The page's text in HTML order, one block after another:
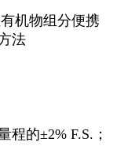
机物组分便携
法
程的±2% F.S.；